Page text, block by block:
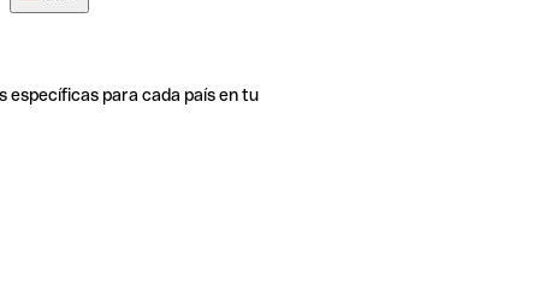
específicas para cada país en tu